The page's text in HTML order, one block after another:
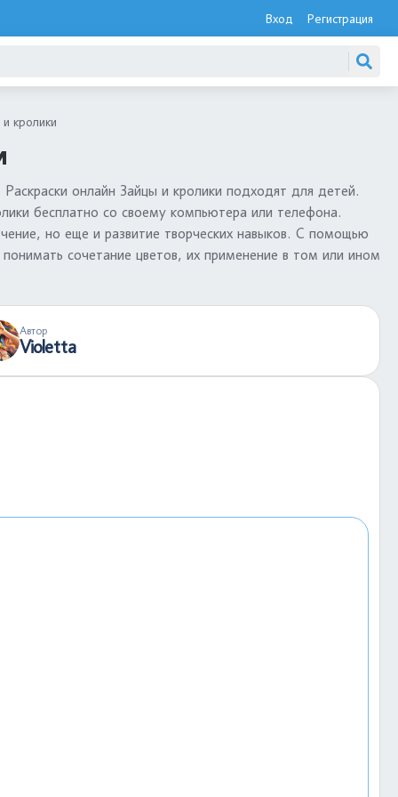
Вход Регистрация
кролики
Раскраски онлайн Зайцы и кролики подходят для детей.
бесплатно со своему компьютера или телефона.
но еще и развитие творческих навыков. С помощью
сочетание цветов, их применение в том или ином
Автор
Violetta